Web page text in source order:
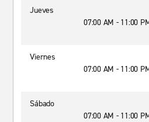
Jueves
07:00 AM - 11:00
Viernes
07:00 AM - 11:00
Sábado
07:00 AM - 11:00